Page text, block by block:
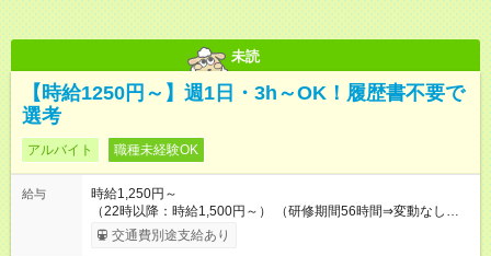
未読
【時給1250円～】週1日・3h～OK！履歴書不要で
選考
アルバイト 職種未経験OK
給与
時給1,250円～
（22時以降：時給1,500円～） （研修期間56時間⇒変動なし） ■
食事補助あり⇒1食200円 ■友人紹介制度あり⇒1人紹介につき最
大3万円支給！ 【試用期間】試用期間なし
交通費別途支給あり